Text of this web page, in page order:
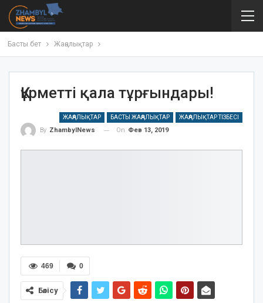
Басты бет Жаңалықтар
Құрметті қала тұрғындары!
ЖАҢАЛЫҚТАР БАСТЫ ЖАҢАЛЫҚТАР ЖАҢАЛЫҚТАР ТІЗБЕСІ
By ZhambylNews On Фев 13, 2019
0
469
Бөлісу